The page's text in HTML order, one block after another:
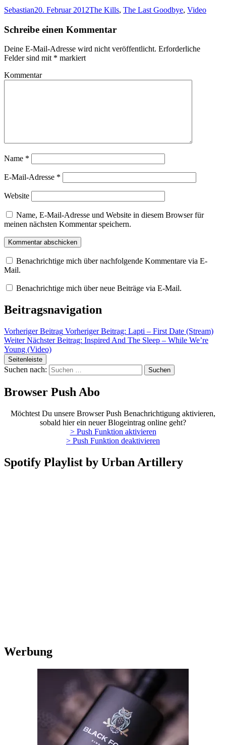
anklicken
neuem
Fenster
Sebastian20. Februar 2012The Kills, The Last Goodbye, Video
Schreibe einen Kommentar
Deine E-Mail-Adresse wird nicht veröffentlicht. Erforderliche
Felder sind mit * markiert
Kommentar
Name *
E-Mail-Adresse *
Website
Name, E-Mail-Adresse und Website in diesem Browser für
meinen nächsten Kommentar speichern.
Benachrichtige mich über nachfolgende Kommentare via E-
Mail.
Benachrichtige mich über neue Beiträge via E-Mail.
Beitragsnavigation
Vorheriger Beitrag Vorheriger Beitrag: Lapti – First Date (Stream)
Weiter Nächster Beitrag: Inspired And The Sleep – While We’re
Young (Video)
Seitenleiste
Suchen nach:
Browser Push Abo
Möchtest Du unsere Browser Push Benachrichtigung aktivieren,
sobald hier ein neuer Blogeintrag online geht?
> Push Funktion aktivieren
> Push Funktion deaktivieren
Spotify Playlist by Urban Artillery
Werbung